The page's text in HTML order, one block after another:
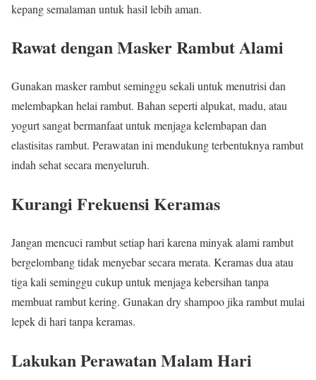
kepang semalaman untuk hasil lebih aman.
Rawat dengan Masker Rambut Alami
Gunakan masker rambut seminggu sekali untuk menutrisi dan
melembapkan helai rambut. Bahan seperti alpukat, madu, atau
yogurt sangat bermanfaat untuk menjaga kelembapan dan
elastisitas rambut. Perawatan ini mendukung terbentuknya rambut
indah sehat secara menyeluruh.
Kurangi Frekuensi Keramas
Jangan mencuci rambut setiap hari karena minyak alami rambut
bergelombang tidak menyebar secara merata. Keramas dua atau
tiga kali seminggu cukup untuk menjaga kebersihan tanpa
membuat rambut kering. Gunakan dry shampoo jika rambut mulai
lepek di hari tanpa keramas.
Lakukan Perawatan Malam Hari